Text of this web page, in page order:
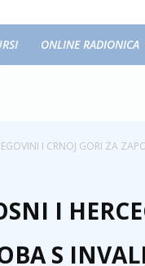
ONLINE RADIONICA
I CRNOJ GORI ZA
I
S